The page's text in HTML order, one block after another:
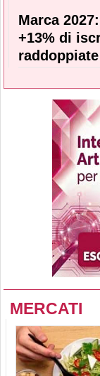
Marca
+13% di
raddoppiate
MERCATI